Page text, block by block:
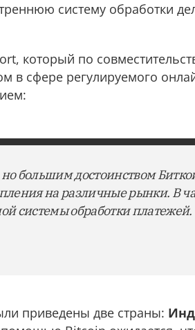
систему обработки
который по
в сфере регулируемого
большим достоинством
на различные рынки. В
системы обработки платежей.
приведены две страны: